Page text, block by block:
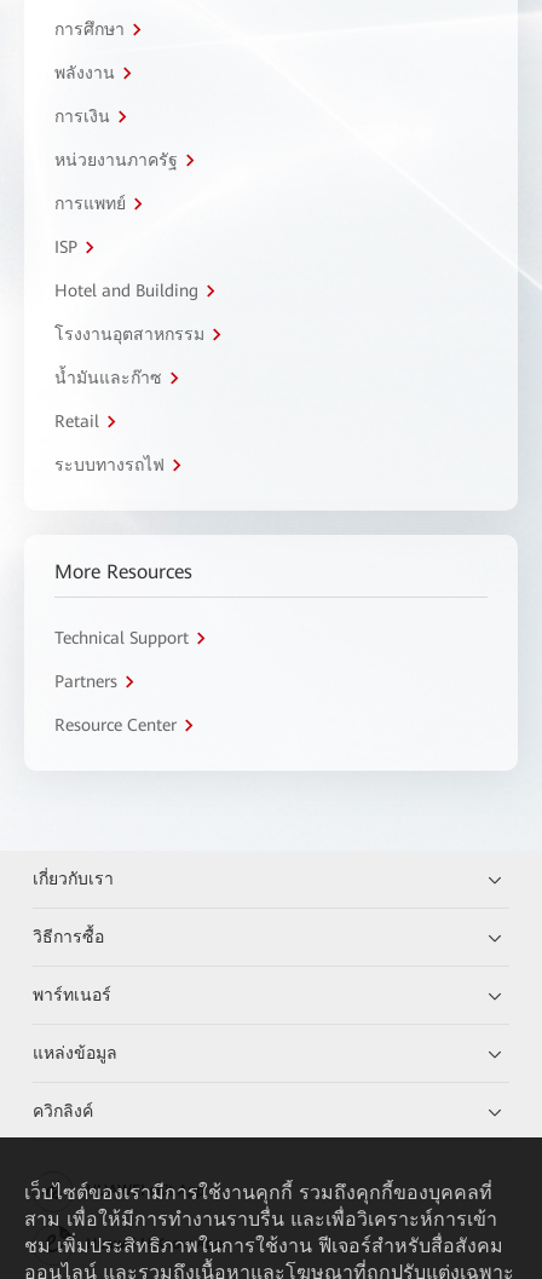
การศึกษา
พลังงาน
การเงิน
หน่วยงานภาครัฐ
การแพทย์
ISP
Hotel and Building
โรงงานอุตสาหกรรม
น้ำมันและก๊าซ
Retail
ระบบทางรถไฟ
More Resources
Technical Support
Partners
Resource Center
เกี่ยวกับเรา
วิธีการซื้อ
พาร์ทเนอร์
แหล่งข้อมูล
ควิกลิงค์
HUAWEI eKit App
Huawei HiKnow App
เว็บไซต์ของเรามีการใช้งานคุกกี้ รวมถึงคุกกี้ของบุคคลที่
สาม เพื่อให้มีการทำงานราบรื่น และเพื่อวิเคราะห์การเข้า
ชม เพิ่มประสิทธิภาพในการใช้งาน ฟีเจอร์สำหรับสื่อสังคม
ออนไลน์ และรวมถึงเนื้อหาและโฆษณาที่ถูกปรับแต่งเฉพาะ